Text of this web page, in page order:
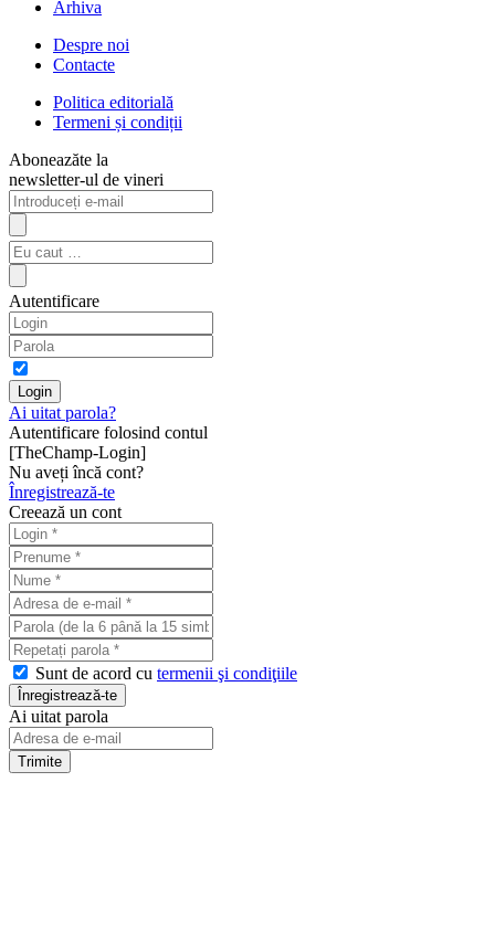
Arhiva
Despre noi
Contacte
Politica editorială
Termeni și condiții
Aboneazăte la
newsletter-ul de vineri
Autentificare
Ai uitat parola?
Autentificare folosind contul
[TheChamp-Login]
Nu aveți încă cont?
Înregistrează-te
Creează un cont
Sunt de acord cu termenii şi condiţiile
Ai uitat parola